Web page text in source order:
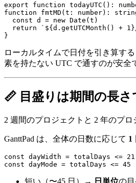
export function todayUTC():
function fmtMD(t: number):
  const d = new Date(t)
return `${d.getUTCMonth() +
ローカルタイムで日付を引き算す
素を持たない UTC で通すのが安全
📏 目盛りは期間の長
2 週間のプロジェクトと 2 年のプ
GanttPad は、全体の日数に応じて 1
const dayWidth = totalDays <=
短い（〜45 日）→ 日単位の